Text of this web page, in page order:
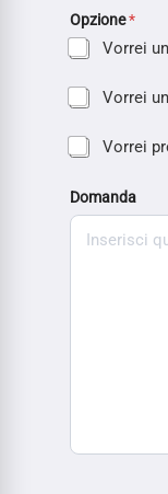
Opzione*
Vorrei
Vorrei
Vorrei
Domanda